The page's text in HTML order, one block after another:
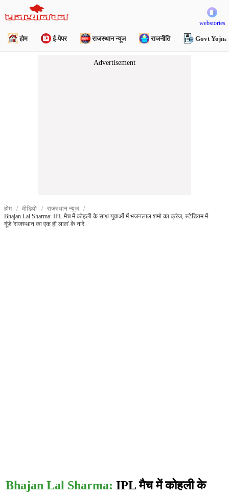
webstories
होम ई-पेपर राजस्थान न्यूज राजनीति Govt Yojna
होम वीडियो
राजस्थान न्यूज
Bhajan Lal Sharma: IPL मैच में कोहली के साथ युवाओं में भजनलाल शर्मा का क्रेज, स्टेडियम में
गूंजे 'राजस्थान का एक ही लाल' के नारे
Bhajan Lal Sharma: IPL मैच में कोहली के